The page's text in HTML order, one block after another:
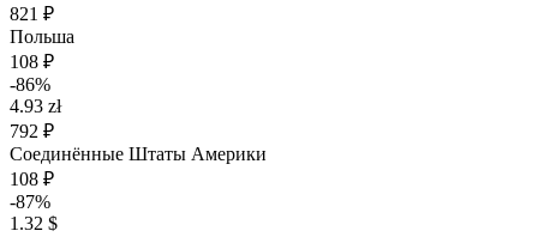
821 ₽
Польша
108 ₽
-86%
4.93 zł
792 ₽
Соединённые Штаты Америки
108 ₽
-87%
1.32 $